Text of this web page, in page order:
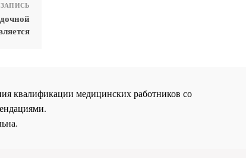
квалификации медицинских работников со